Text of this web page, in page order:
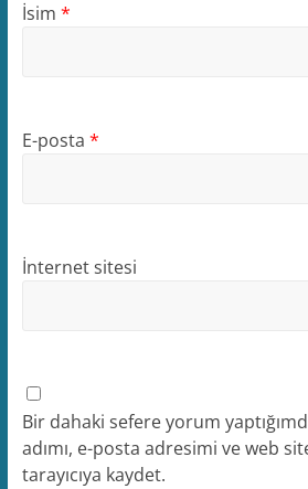
İsim *
E-posta *
İnternet sitesi
Bir dahaki sefere yorum
adımı, e-posta adresimi ve web
tarayıcıya kaydet.